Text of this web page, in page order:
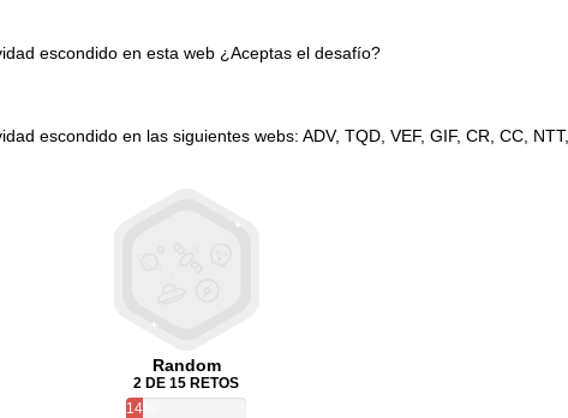
escondido en esta web ¿Aceptas el desafío?
escondido en las siguientes webs: ADV, TQD, VEF, GIF, CR, CC, NTT,
Random
2 DE 15 RETOS
14%